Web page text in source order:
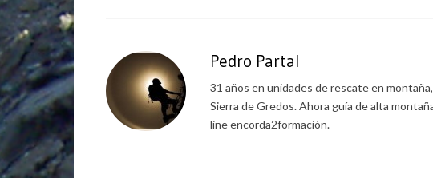
Pedro Partal
31 años en unidades de rescate en
Sierra de Gredos. Ahora guía de alta
line encorda2formación.